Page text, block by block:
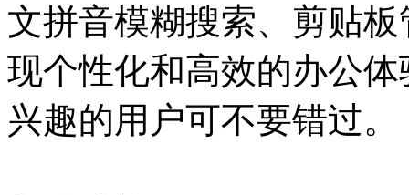
文拼音模糊搜索、剪贴
现个性化和高效的办公
兴趣的用户可不要错过。